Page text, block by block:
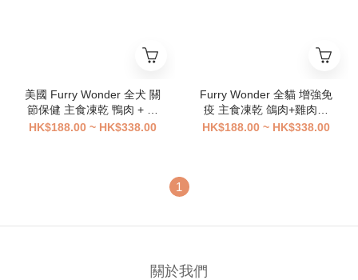
美國 Furry Wonder 全犬 關
節保健 主食凍乾 鴨肉 + 雞
肉 8oz /16oz (狗脫水糧)
HK$188.00 ~ HK$338.00
Furry Wonder 全貓 增強免
疫 主食凍乾 鴿肉+雞肉味
8oz / 16oz
HK$188.00 ~ HK$338.00
1
關於我們